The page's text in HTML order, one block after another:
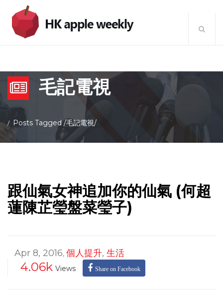
毛記電視
Posts Tagged/毛記電視/
跟仙氣女神追加你的仙氣 (何超
蓮陳芷瑩盤菜瑩子)
Apr 8, 2016, 個人提升, 生活
4.06k Views Share on Facebook